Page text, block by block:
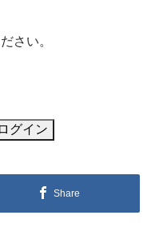
さい。
Share